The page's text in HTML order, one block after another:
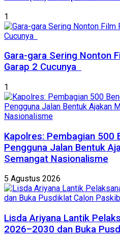
1
Gara-gara Sering Nonton
Garap 2 Cucunya
1
Kapolres: Pembagian 500
Pengguna Jalan Bentuk
Semangat Nasionalisme
5 Agustus 2026
Lisda Ariyana Lantik
2026–2030 dan Buka